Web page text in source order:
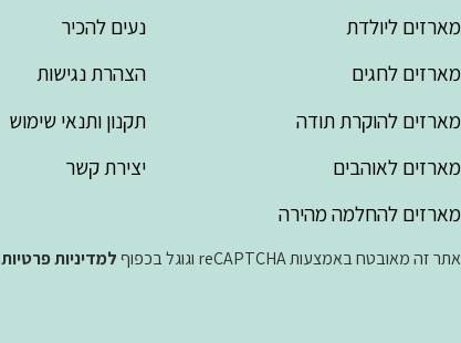
מארזים ליולדת
מארזים לחגים
מארזים להוקרת תודה
מארזים לאוהבים
מארזים להחלמה מהירה
נעים להכיר
הצהרת נגישות
תקנון ותנאי שימוש
יצירת קשר
אתר זה מאובטח באמצעות reCAPTCHA וגוגל בכפוף למדיניות פרטיות